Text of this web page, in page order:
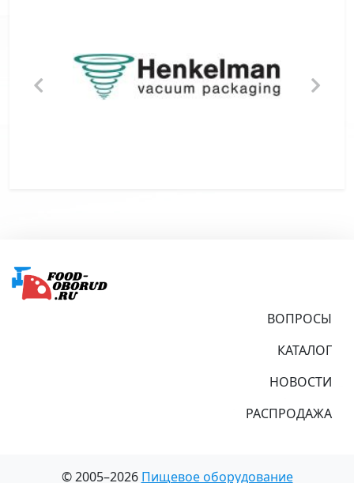
ВОПРОСЫ
КАТАЛОГ
НОВОСТИ
РАСПРОДАЖА
© 2005–2026 Пищевое оборудование